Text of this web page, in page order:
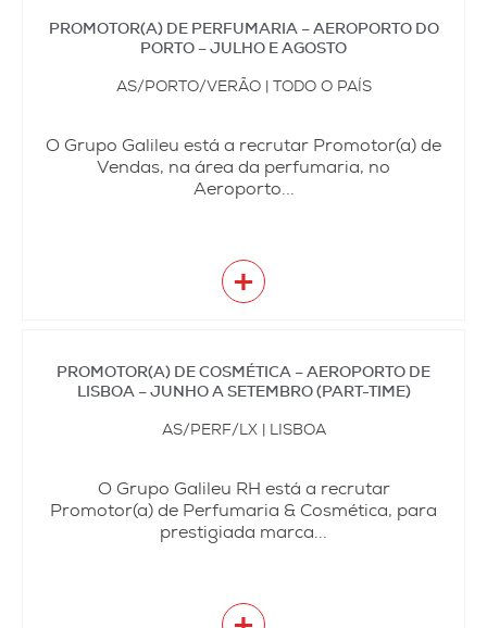
PROMOTOR(A) DE PERFUMARIA – AEROPORTO DO
PORTO – JULHO E AGOSTO
AS/PORTO/VERÃO | TODO O PAÍS
O Grupo Galileu está a recrutar Promotor(a) de
Vendas, na área da perfumaria, no
Aeroporto...
+
PROMOTOR(A) DE COSMÉTICA – AEROPORTO DE
LISBOA – JUNHO A SETEMBRO (PART-TIME)
AS/PERF/LX | LISBOA
O Grupo Galileu RH está a recrutar
Promotor(a) de Perfumaria & Cosmética, para
prestigiada marca...